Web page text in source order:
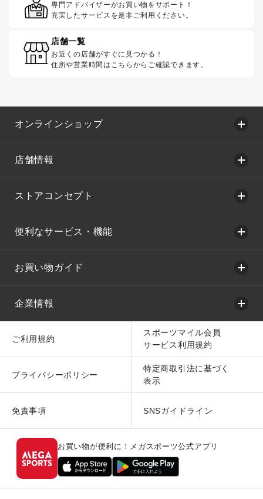
専門アドバイザーがお買い物をサポート！
充実したサービスを是非ご利用ください。
店舗一覧
お近くの店舗がすぐに見つかる！
住所や営業時間はこちらからご確認できます。
オンラインショップ
店舗情報
ストアコンセプト
便利なサービス・機能
お買い物ガイド
企業情報
ご利用規約
スポーツマイル会員
サービス利用規約
プライバシーポリシー
特定商取引法に基づく
表示
免責事項 SNSガイドライン
お買い物が便利に！メガスポーツ公式アプリ